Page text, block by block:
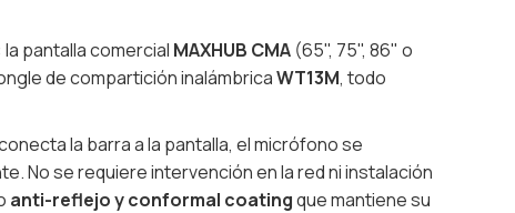
pantalla comercial MAXHUB CMA (65", 75", 86" o
de compartición inalámbricaWT13M, todo
la barra a la pantalla, el micrófono se
No se requiere intervención en la red ni instalación
anti-reflejo y conformal coatingque mantiene su